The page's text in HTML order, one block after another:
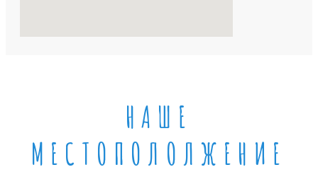
НАШЕ
МЕСТОПОЛОЛЖЕНИЕ